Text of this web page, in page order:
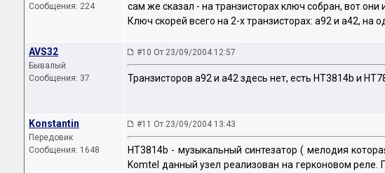
Сообщения: 224
сам же сказал - на транзисторах ключ собран, вот
Ключ скорей всего на 2-х транзисторах: а92 и а42, на
AVS32
Бывалый
Сообщения: 37
#10 От 23/09/2004 12:57
Транзисторов а92 и а42 здесь нет, есть НТ3814b и
Konstantin
Передовик
Сообщения: 1648
#11 От 23/09/2004 13:43
НТ3814b - музыкальный синтезатор ( мелодия
Komtel данный узел реализован на герконовом